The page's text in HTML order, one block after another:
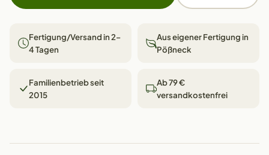
Fertigung/Versand in 2–
4 Tagen
Aus eigener Fertigung in
Pößneck
Familienbetrieb seit
2015
Ab 79 €
versandkostenfrei